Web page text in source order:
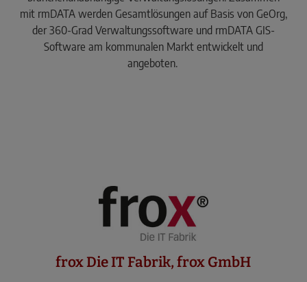
mit rmDATA werden Gesamtlösungen auf Basis von GeOrg,
der 360-Grad Verwaltungssoftware und rmDATA GIS-
Software am kommunalen Markt entwickelt und
angeboten.
frox Die IT Fabrik, frox GmbH